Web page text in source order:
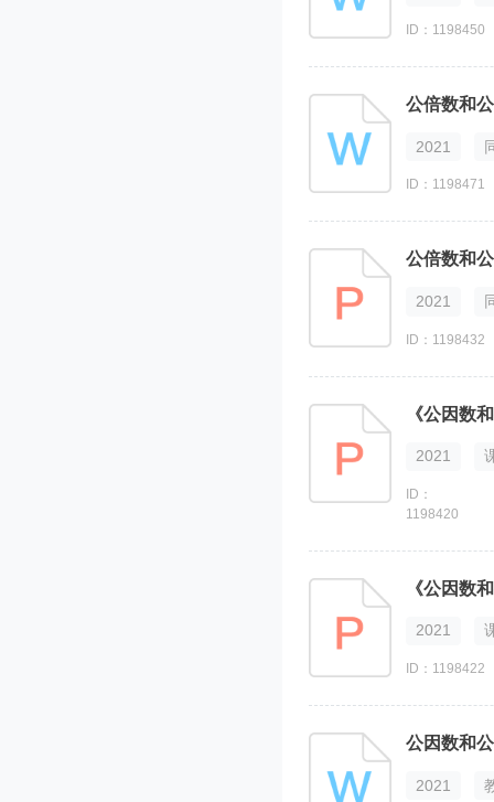
ID：1198450
公倍数和
2021
ID：1198471
公倍数和
2021
ID：1198432
《公因数
2021
ID：
1198420
《公因数
2021
ID：1198422
公因数和
2021